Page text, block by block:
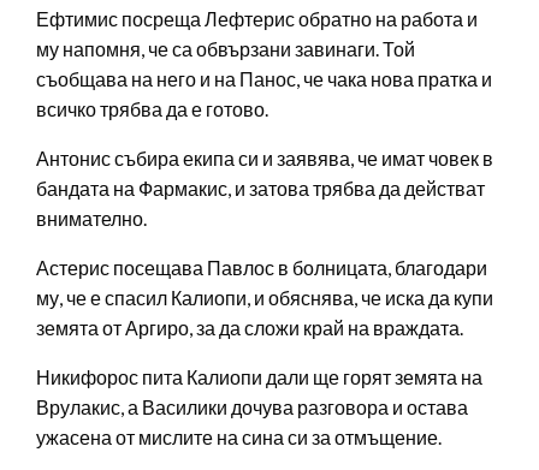
Ефтимис посреща Лефтерис обратно на работа и
му напомня, че са обвързани завинаги. Той
съобщава на него и на Панос, че чака нова пратка и
всичко трябва да е готово.
Антонис събира екипа си и заявява, че имат човек в
бандата на Фармакис, и затова трябва да действат
внимателно.
Астерис посещава Павлос в болницата, благодари
му, че е спасил Калиопи, и обяснява, че иска да купи
земята от Аргиро, за да сложи край на враждата.
Никифорос пита Калиопи дали ще горят земята на
Врулакис, а Василики дочува разговора и остава
ужасена от мислите на сина си за отмъщение.